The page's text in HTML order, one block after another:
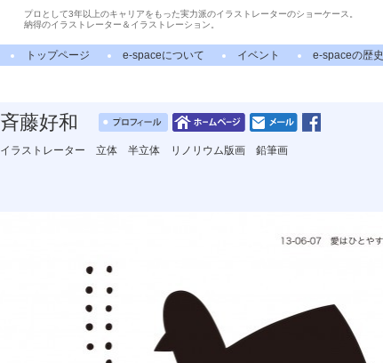
プロとして3年以上のキャリアをもった実力派のイラストレーターのショーケース。
納得のイラストレーター＆イラストレーション。
トップページ e-spaceについて イベント e-spaceの歴史
斉藤好和
イラストレーター 立体 半立体 リノリウム版画 鉛筆画